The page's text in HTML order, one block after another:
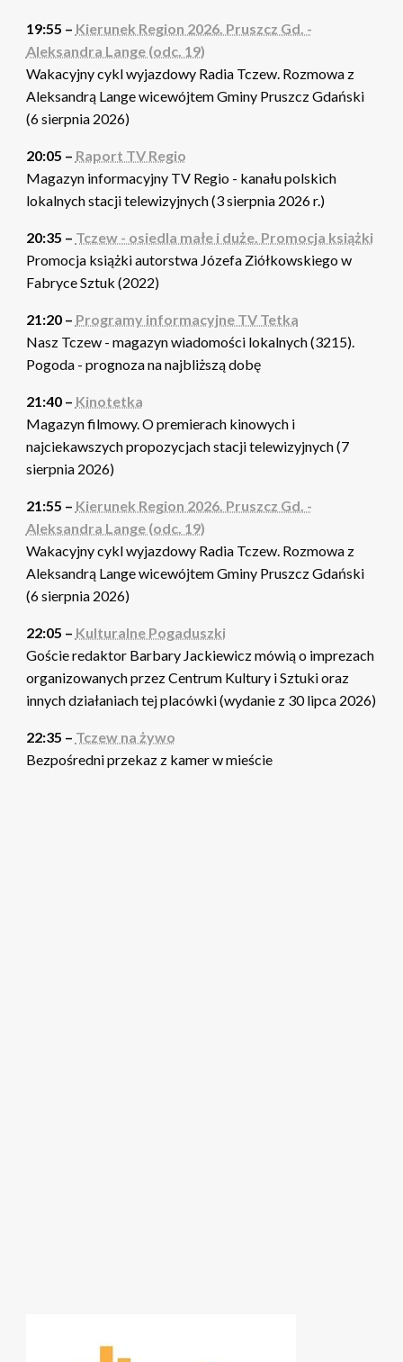
19:55 – Kierunek Region 2026. Pruszcz Gd. -
Aleksandra Lange (odc. 19)
Wakacyjny cykl wyjazdowy Radia Tczew. Rozmowa z
Aleksandrą Lange wicewójtem Gminy Pruszcz Gdański
(6 sierpnia 2026)
20:05 – Raport TV Regio
Magazyn informacyjny TV Regio - kanału polskich
lokalnych stacji telewizyjnych (3 sierpnia 2026 r.)
20:35 – Tczew - osiedla małe i duże. Promocja książki
Promocja książki autorstwa Józefa Ziółkowskiego w
Fabryce Sztuk (2022)
21:20 – Programy informacyjne TV Tetka
Nasz Tczew - magazyn wiadomości lokalnych (3215).
Pogoda - prognoza na najbliższą dobę
21:40 – Kinotetka
Magazyn filmowy. O premierach kinowych i
najciekawszych propozycjach stacji telewizyjnych (7
sierpnia 2026)
21:55 – Kierunek Region 2026. Pruszcz Gd. -
Aleksandra Lange (odc. 19)
Wakacyjny cykl wyjazdowy Radia Tczew. Rozmowa z
Aleksandrą Lange wicewójtem Gminy Pruszcz Gdański
(6 sierpnia 2026)
22:05 – Kulturalne Pogaduszki
Goście redaktor Barbary Jackiewicz mówią o imprezach
organizowanych przez Centrum Kultury i Sztuki oraz
innych działaniach tej placówki (wydanie z 30 lipca 2026)
22:35 – Tczew na żywo
Bezpośredni przekaz z kamer w mieście